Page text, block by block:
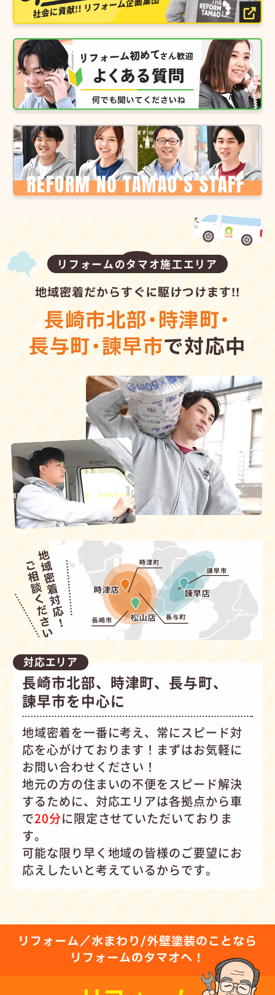
リフォームのタマオ施工エリア
地域密着だからすぐに駆けつけます!!
長崎市北部・時津町・
長与町・諫早市で対応中
対応エリア
長崎市北部、時津町、長与町、
諫早市を中心に
地域密着を一番に考え、常にスピード対
応を心がけております！まずはお気軽に
お問い合わせください！
地元の方の住まいの不便をスピード解決
するために、対応エリアは各拠点から車
で20分に限定させていただいておりま
す。
可能な限り早く地域の皆様のご要望にお
応えしたいと考えているからです。
リフォーム／水まわり/外壁塗装のことなら
リフォームのタマオへ！